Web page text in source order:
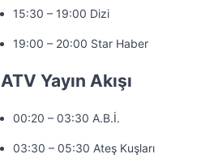
15:30 – 19:00 Dizi
19:00 – 20:00 Star Haber
ATV Yayın Akışı
00:20 – 03:30 A.B.İ.
03:30 – 05:30 Ateş Kuşları